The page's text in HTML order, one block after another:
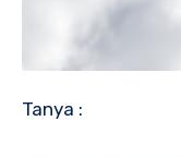
Tanya :